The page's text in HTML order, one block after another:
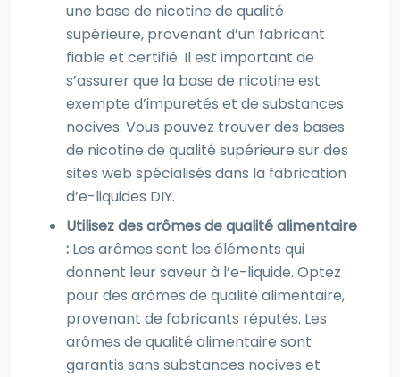
une base de nicotine de qualité
supérieure, provenant d’un fabricant
fiable et certifié. Il est important de
s’assurer que la base de nicotine est
exempte d’impuretés et de substances
nocives. Vous pouvez trouver des bases
de nicotine de qualité supérieure sur des
sites web spécialisés dans la fabrication
d’e-liquides DIY.
Utilisez des arômes de qualité alimentaire
: Les arômes sont les éléments qui
donnent leur saveur à l’e-liquide. Optez
pour des arômes de qualité alimentaire,
provenant de fabricants réputés. Les
arômes de qualité alimentaire sont
garantis sans substances nocives et